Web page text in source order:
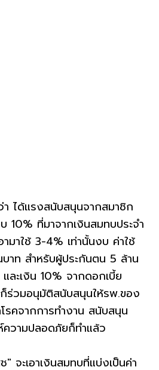
ได้แรงสนับสนุนจากสมาชิก
10% ที่มาจากเงินสมทบประจำ
มาใช้ 3-4% เท่านั้นงบ ค่าใช้
าท สำหรับผู้ประกันตน 5 ล้าน
ละเงิน 10% จากดอกเบี้ย
วมอนุมัติสนับสนุนให้รพ.ของ
คจากการทำงาน สนับสนุน
วามปลอดภัยก็ทำแล้ว
จะเอาเงินสมทบที่แบ่งเป็นค่า